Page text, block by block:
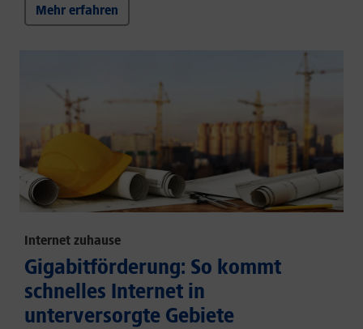
Mehr erfahren
Internet zuhause
Gigabitförderung: So kommt
schnelles Internet in
unterversorgte Gebiete